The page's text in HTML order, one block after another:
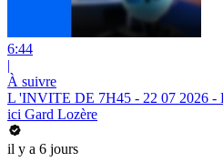
6:44
|
À suivre
L 'INVITE DE 7H45 - 22 07 2026
ici Gard Lozère
il y a 6 jours